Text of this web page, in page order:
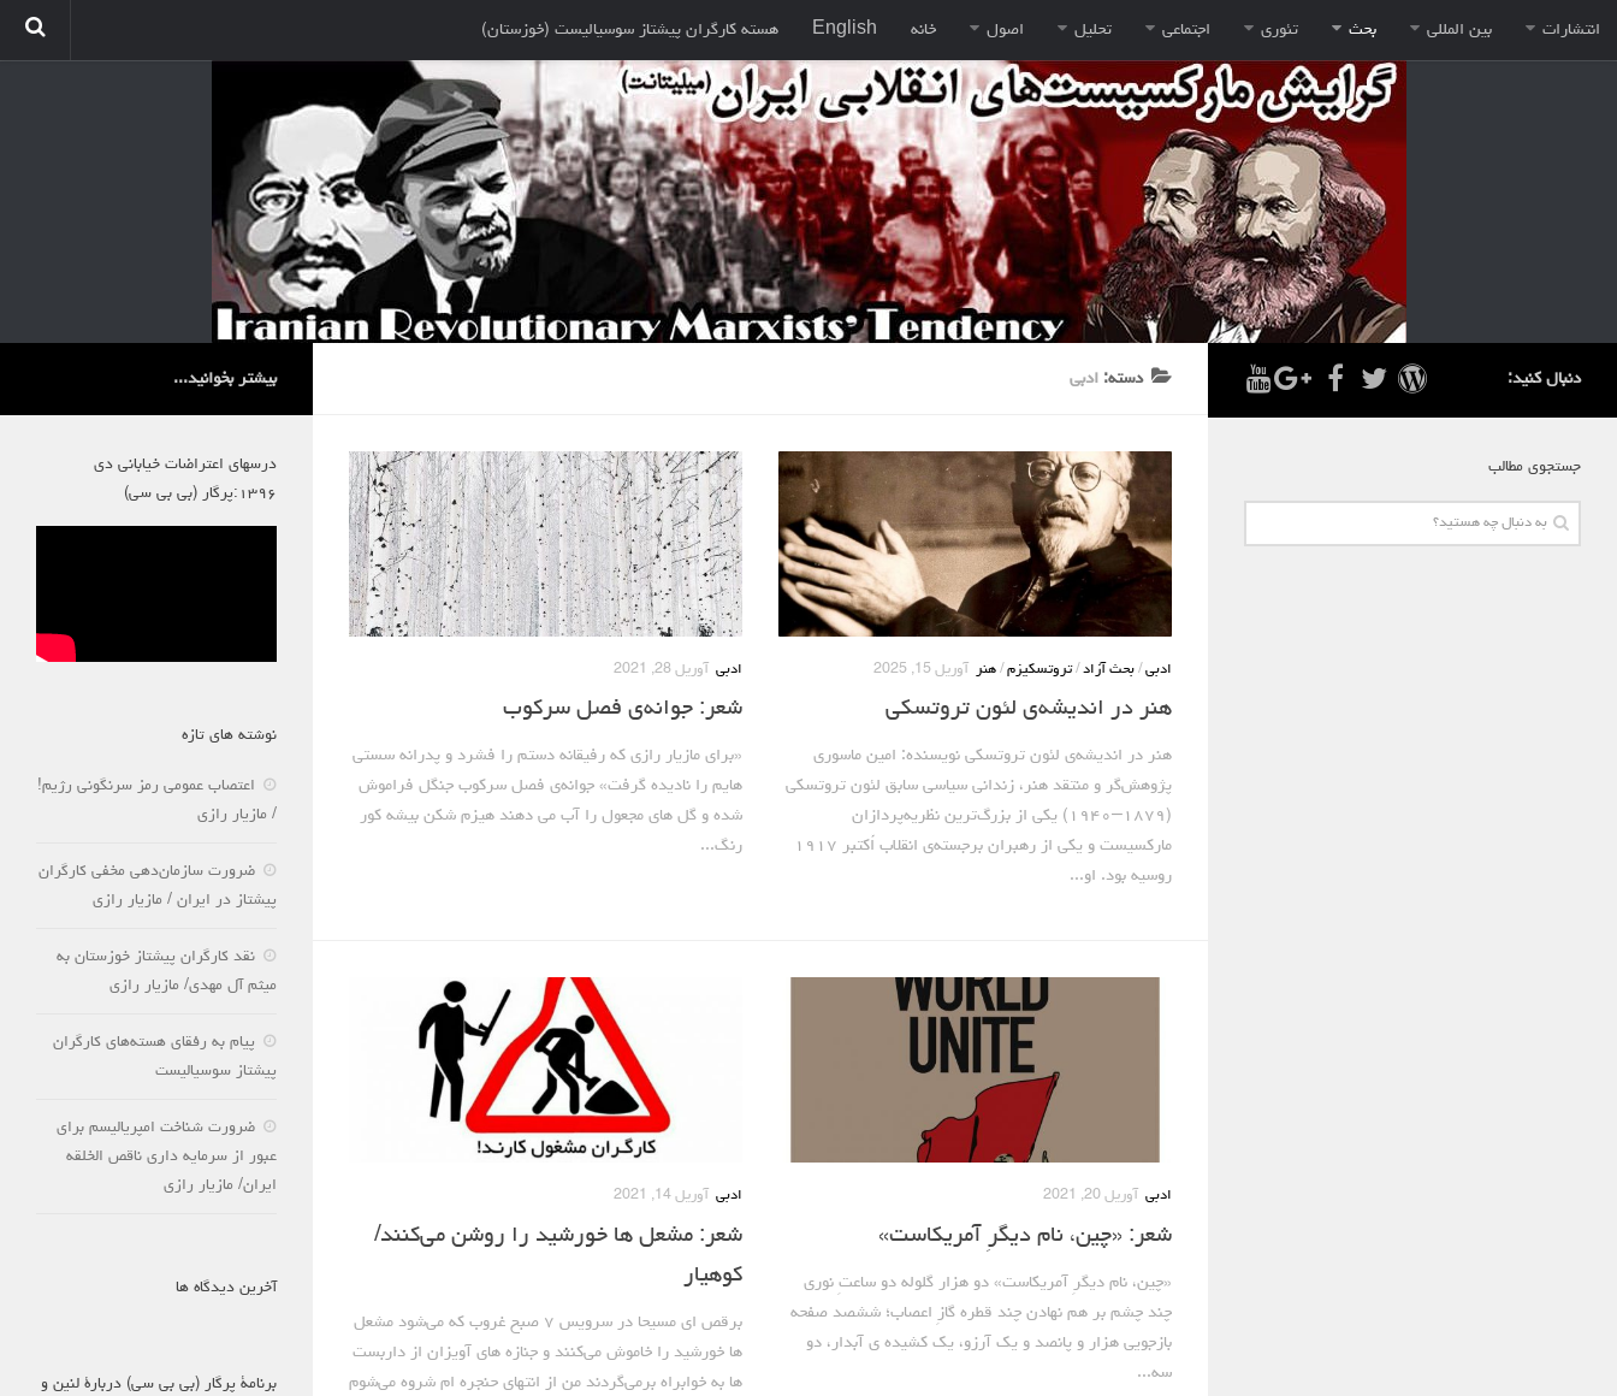
انتشارات بین المللی بحث تئوری اجتماعی تحلیل اصول خانه English هسته کارگران پيشتاز سوسياليست (خوزستان)
دسته: ادبی
ادبی / بحث آزاد /تروتسکیزم / هنر آوریل 15, 2025
هنر در اندیشه‌ی لئون تروتسکی
هنر در اندیشه‌ی لئون تروتسکی نویسنده: امین ماسوری
پژوهش‌گر و منتقد هنر، زندانی سیاسی سابق لئون تروتسکی
(۱۸۷۹–۱۹۴۰) یکی از بزرگ‌ترین نظریه‌پردازان
مارکسیست و یکی از رهبران برجسته‌ی انقلاب اُکتبر ۱۹۱۷
روسیه بود. او...
ادبی آوریل 28, 2021
شعر: جوانه‌ی فصل سرکوب
«برای مازیار رازی که رفیقانه دستم را فشرد و پدرانه سستی
هایم را نادیده گرفت» جوانه‌ی فصل سرکوب جنگل فراموش
شده و گل های مجعول را آب می دهند هیزم شکن بیشه کور
رنگ...
ادبی آوریل 20, 2021
شعر: «چین، نام دیگرِ آمریکاست»
«چین، نام دیگرِ آمریکاست» دو هزار گلوله دو ساعتِ نوری
چند چشم بر هم نهادن چند قطره گازِ اعصاب؛ ششصد صفحه
بازجویی هزار و پانصد و یک آرزو، یک کشیده ی آبدار، دو
سه...
ادبی آوریل 14, 2021
شعر: مشعل ها خورشید را روشن می‌کنند/
کوهیار
برقص ای مسیحا در سرویس ۷ صبح غروب که می‌شود مشعل
ها خورشید را خاموش می‌کنند و جنازه های آویزان از داربست
ها به خوابراه بر‌می‌گردند من از انتهای حنجره ام شروه می‌شوم
دنبال کنید:
جستجوی مطالب
بیشتر بخوانید...
درسهای اعتراضات خیابانی دی
۱۳۹۶:پرگار (بی بی سی)
نوشته های تازه
اعتصاب عمومی رمز سرنگونی رژیم!
/ مازیار رازی
ضرورت سازمان‌دهی مخفی کارگران
پیشتاز در ایران / مازیار رازی
نقد کارگران پیشتاز خوزستان به
میثم آل مهدی/ مازیار رازی
پیام به رفقای هسته‌های کارگران
پیشتاز سوسیالیست
ضرورت شناخت امپریالیسم برای
عبور از سرمایه داری ناقص الخلقه
ایران/ مازیار رازی
آخرین دیدگاه ها
برنامۀ پرگار (بی بی سی) دربارۀ لنین و